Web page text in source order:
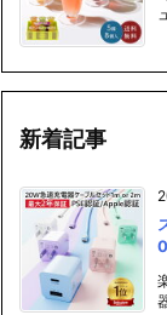
新着記事
0